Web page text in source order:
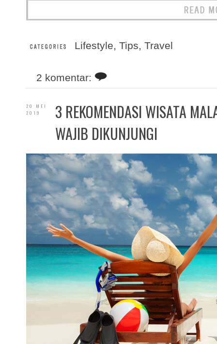
Lifestyle, Tips, Travel
2 komentar:
20 MEI
2019
3 REKOMENDASI WISATA
WAJIB DIKUNJUNGI